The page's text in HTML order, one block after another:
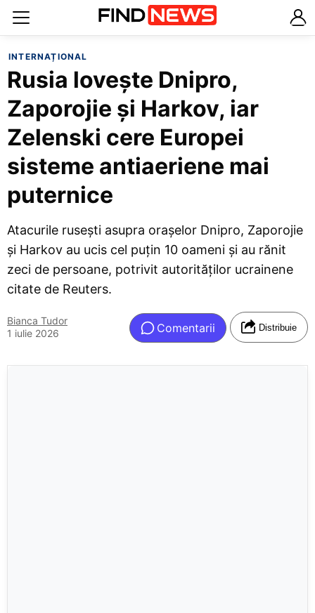
INTERNAȚIONAL
Rusia lovește Dnipro,
Zaporojie și Harkov, iar
Zelenski cere Europei
sisteme antiaeriene mai
puternice
Atacurile rusești asupra orașelor Dnipro, Zaporojie
și Harkov au ucis cel puțin 10 oameni și au rănit
zeci de persoane, potrivit autorităților ucrainene
citate de Reuters.
Bianca Tudor
1 iulie 2026
Comentarii Distribuie